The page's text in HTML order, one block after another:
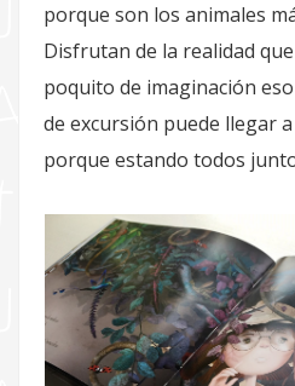
porque son los animales
Disfrutan de la realidad
poquito de imaginación
de excursión puede llegar
porque estando todos